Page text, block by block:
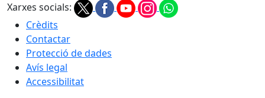
Xarxes socials:
Crèdits
Contactar
Protecció de dades
Avís legal
Accessibilitat